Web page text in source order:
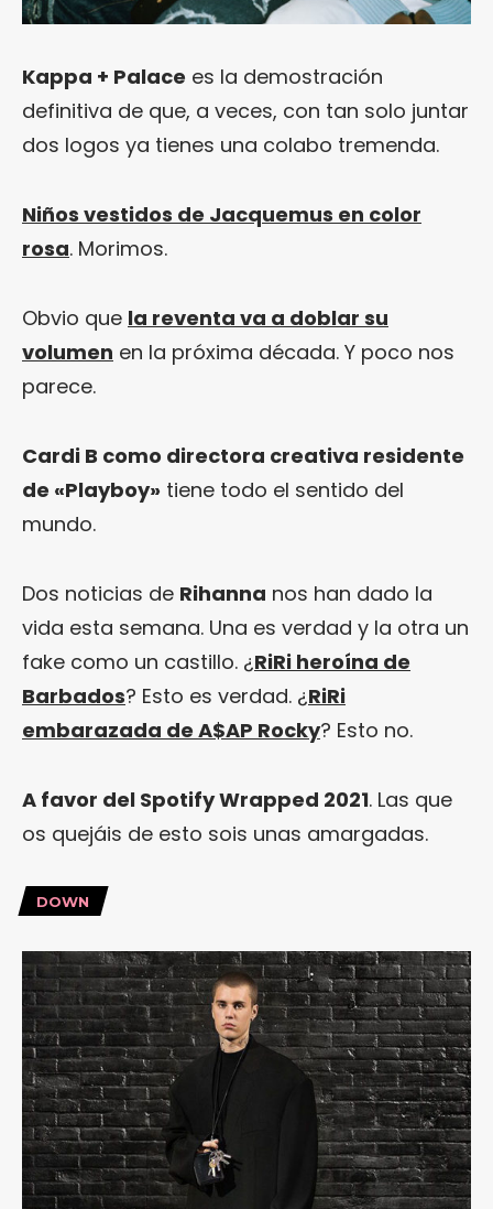
Kappa + Palace es la demostración
definitiva de que, a veces, con tan solo juntar
dos logos ya tienes una colabo tremenda.
Niños vestidos de Jacquemus en color
rosa. Morimos.
Obvio que la reventa va a doblar su
volumen en la próxima década. Y poco nos
parece.
Cardi B como directora creativa residente
de «Playboy» tiene todo el sentido del
mundo.
Dos noticias de Rihanna nos han dado la
vida esta semana. Una es verdad y la otra un
fake como un castillo. ¿RiRi heroína de
Barbados? Esto es verdad. ¿RiRi
embarazada de A$AP Rocky? Esto no.
A favor del Spotify Wrapped 2021. Las que
os quejáis de esto sois unas amargadas.
DOWN